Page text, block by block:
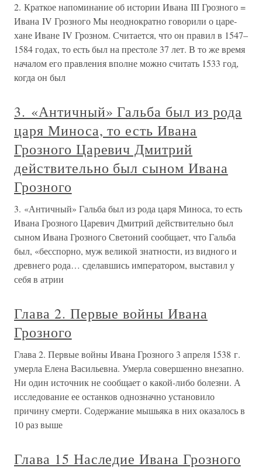
2. Краткое напоминание об истории Ивана III Грозного =
Ивана IV Грозного Мы неоднократно говорили о царе-
хане Иване IV Грозном. Считается, что он правил в 1547–
1584 годах, то есть был на престоле 37 лет. В то же время
началом его правления вполне можно считать 1533 год,
когда он был
3. «Античный» Гальба был из рода
царя Миноса, то есть Ивана
Грозного Царевич Дмитрий
действительно был сыном Ивана
Грозного
3. «Античный» Гальба был из рода царя Миноса, то есть
Ивана Грозного Царевич Дмитрий действительно был
сыном Ивана Грозного Светоний сообщает, что Гальба
был, «бесспорно, муж великой знатности, из видного и
древнего рода… сделавшись императором, выставил у
себя в атрии
Глава 2. Первые войны Ивана
Грозного
Глава 2. Первые войны Ивана Грозного 3 апреля 1538 г.
умерла Елена Васильевна. Умерла совершенно внезапно.
Ни один источник не сообщает о какой-либо болезни. А
исследование ее останков однозначно установило
причину смерти. Содержание мышьяка в них оказалось в
10 раз выше
Глава 15 Наследие Ивана Грозного